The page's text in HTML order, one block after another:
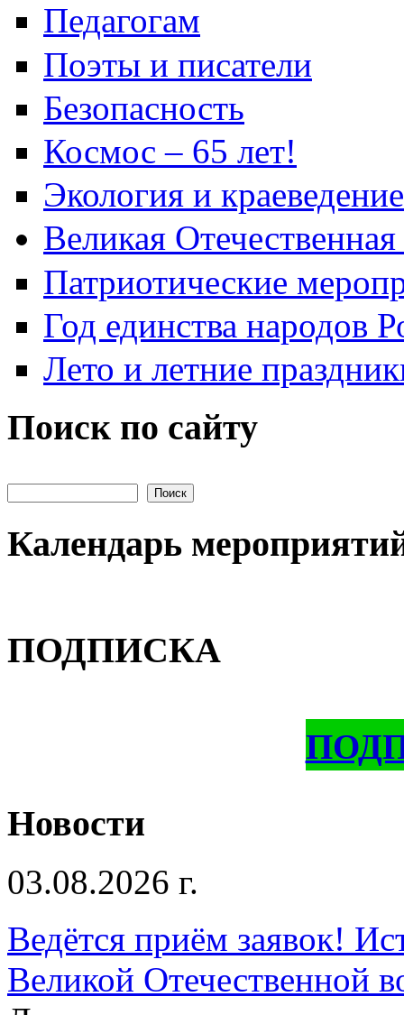
Педагогам
Поэты и писатели
Безопасность
Космос – 65 лет!
Экология и краеведение
Великая
Патриотические
Год единства народов
Лето и летние
Поиск по сайту
Календарь
ПОДПИСКА
Новости
03.08.2026 г.
Ведётся приём заявок!
Великой Отечественной